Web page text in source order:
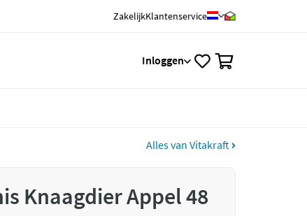
ZakelijkKlantenservice
Inloggen
Alles van Vitakraft
Knaagdier Appel 48